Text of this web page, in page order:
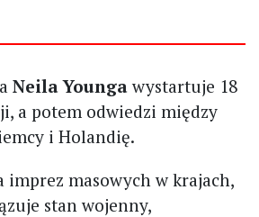
Neila Youngawystartuje 18
a potem odwiedzi między
i Holandię.
imprez masowych w krajach,
stan wojenny,